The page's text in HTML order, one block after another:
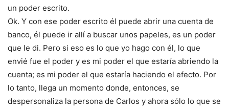
un poder escrito.
Ok. Y con ese poder escrito él puede abrir una cuenta de
banco, él puede ir allí a buscar unos papeles, es un poder
que le di. Pero si eso es lo que yo hago con él, lo que
envié fue el poder y es mi poder el que estaría abriendo la
cuenta; es mi poder el que estaría haciendo el efecto. Por
lo tanto, llega un momento donde, entonces, se
despersonaliza la persona de Carlos y ahora sólo lo que se